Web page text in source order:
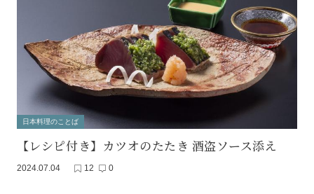
日本料理のことば
【レシピ付き】カツオのたたき 酒盗ソース添え
2024.07.04 12 0